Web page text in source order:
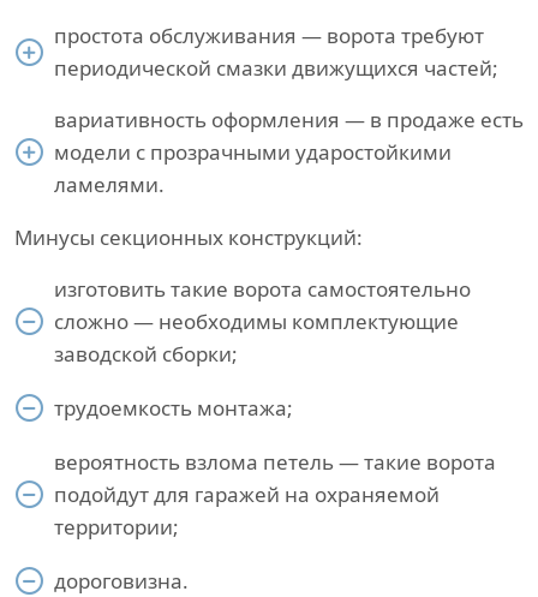
простота обслуживания — ворота требуют
периодической смазки движущихся частей;
вариативность оформления — в продаже есть
модели с прозрачными ударостойкими
ламелями.
Минусы секционных конструкций:
изготовить такие ворота самостоятельно
сложно — необходимы комплектующие
заводской сборки;
трудоемкость монтажа;
вероятность взлома петель — такие ворота
подойдут для гаражей на охраняемой
территории;
дороговизна.